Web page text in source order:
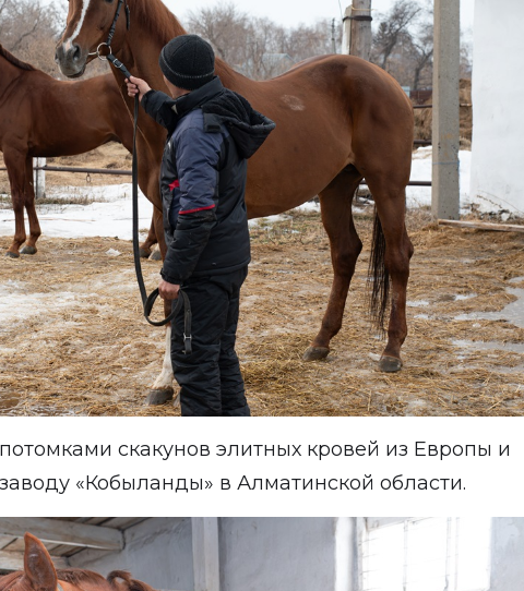
скакунов элитных кровей из Европы и
«Кобыланды» в Алматинской области.